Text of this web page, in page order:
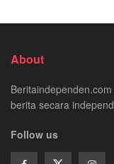
About
berita secara
Follow us